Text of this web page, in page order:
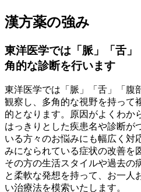
漢方薬の強み
東洋医学では「脈」「舌
角的な診断を行います
東洋医学では「脈」「舌」「腹
観察し、多角的な視野を持って
的となります。原因がよくわか
はっきりとした疾患名や診断が
いる方々のお悩みにも幅広く対
みになられている症状の改善を
その方の生活スタイルや過去の
と柔軟な発想を持って、お一人
い治療法を模索いたします。